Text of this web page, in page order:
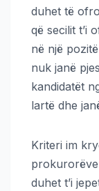
duhet të
që secilit t’i
në një
nuk janë
kandidatët
lartë dhe
Kriteri im
duhet t’i